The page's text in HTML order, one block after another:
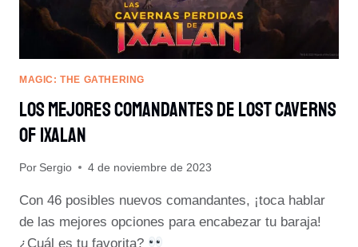
MAGIC: THE GATHERING
Los Mejores Comandantes De Lost Caverns
Of Ixalan
Por Sergio 4 de noviembre de 2023
Con 46 posibles nuevos comandantes, ¡toca hablar
de las mejores opciones para encabezar tu baraja!
¿Cuál es tu favorita?